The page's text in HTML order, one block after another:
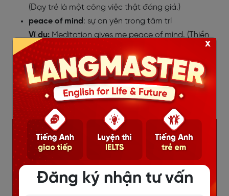
(Dạy trẻ là một công việc thật đáng giá.)
peace of mind: sự an yên trong tâm trí
Ví dụ: Meditation gives me peace of mind. (Thiền
giúp tôi cảm thấy bình yên trong tâm hồn.)
connect with nature
: hòa mình với thiên nhiên
Ví dụ:Camping helps people connect with nature.
(Cắm trại giúp con người gần gũi với thiên nhiên
hơn.)
Đăng ký nhận tư vấn
x